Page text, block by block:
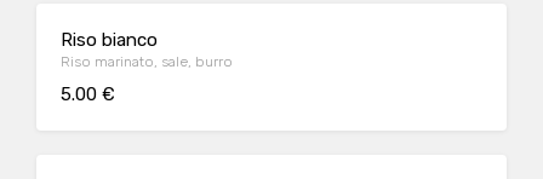
Riso bianco
Riso marinato, sale, burro
5.00 €